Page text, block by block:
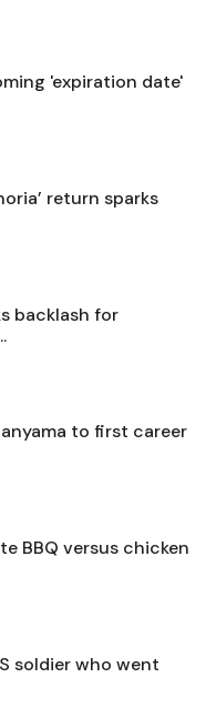
'expiration date'
return sparks
backlash for
to first career
BBQ versus chicken
soldier who went